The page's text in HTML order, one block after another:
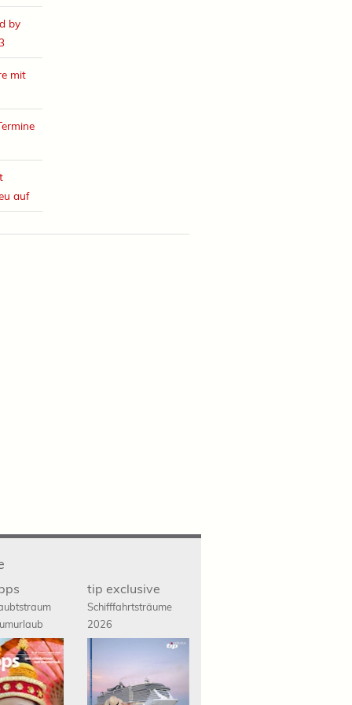
by
mit
auf
tip exclusive
Schifffahrtsträume
2026